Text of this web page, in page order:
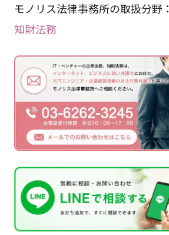
モノリス法律事務所の取扱分野：
知財法務